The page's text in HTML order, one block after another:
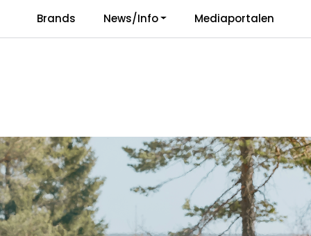
Responsibility Language
Brands News/Info Mediaportalen